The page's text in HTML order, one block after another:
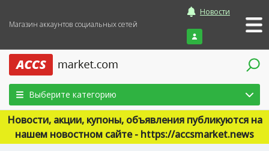
Магазин аккаунтов социальных сетей
Новости
Войти
Выберите категорию
Новости, акции, купоны, объявления публикуются на
нашем новостном сайте - https://accsmarket.news